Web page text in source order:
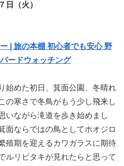
（火）
| 旅の本棚 初心者でも安心 野
ードウォッチング
始めた初日、箕面公園、冬晴れ
の寒さで冬鳥がもう少し飛来し
いながら滝道を歩き始めまし
面ならではの鳥としてホオジロ
殖期を迎えるカワガラスに期待
ルリビタキが見れたらと思って